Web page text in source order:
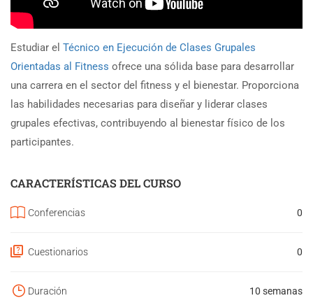
Estudiar el Técnico en Ejecución de Clases Grupales
Orientadas al Fitness ofrece una sólida base para desarrollar
una carrera en el sector del fitness y el bienestar. Proporciona
las habilidades necesarias para diseñar y liderar clases
grupales efectivas, contribuyendo al bienestar físico de los
participantes.
CARACTERÍSTICAS DEL CURSO
Conferencias 0
Cuestionarios 0
Duración 10 semanas